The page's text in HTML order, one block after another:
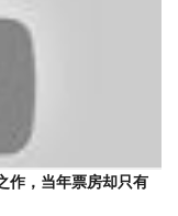
作，当年票房却只有